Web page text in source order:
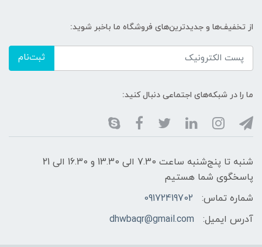
از تخفیف‌ها و جدیدترین‌های فروشگاه ما باخبر شوید:
ثبت‌نام
ما را در شبکه‌های اجتماعی دنبال کنید:
شنبه تا پنج‌شنبه ساعت 7.30 الی 13.30 و 16.30 الی 21
پاسخگوی شما هستیم
شماره تماس:
09172419702
آدرس ایمیل:
dhwbaqr@gmail.com